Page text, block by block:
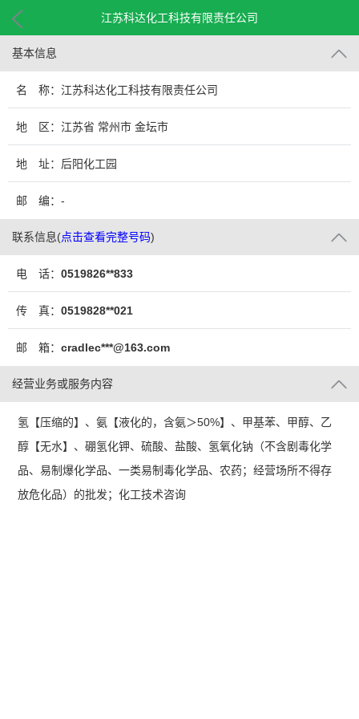
江苏科达化工科技有限责任公司
基本信息
名 称：江苏科达化工科技有限责任公司
地 区：江苏省 常州市 金坛市
地 址：后阳化工园
邮 编：-
联系信息(点击查看完整号码)
电 话： 0519826**833
传 真： 0519828**021
邮 箱： cradlec***@163.com
经营业务或服务内容
氢【压缩的】、氨【液化的，含氨＞50%】、甲基苯、甲醇、乙
醇【无水】、硼氢化钾、硫酸、盐酸、氢氧化钠（不含剧毒化学
品、易制爆化学品、一类易制毒化学品、农药；经营场所不得存
放危化品）的批发；化工技术咨询